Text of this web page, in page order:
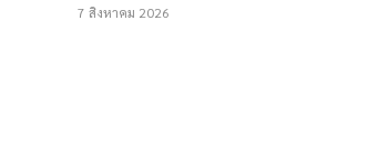
7 สิงหาคม 2026